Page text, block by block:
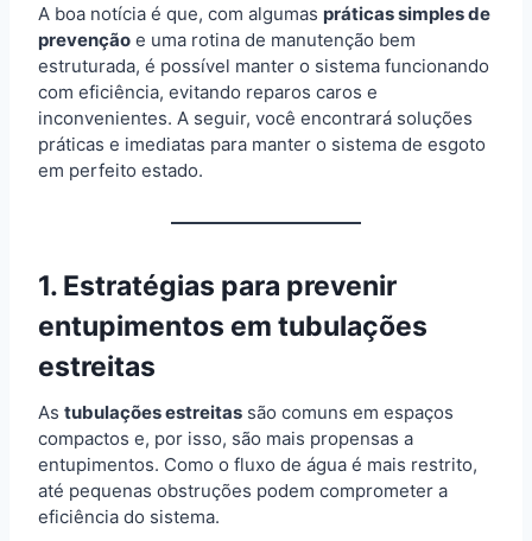
A boa notícia é que, com algumas práticas simples de
prevenção e uma rotina de manutenção bem
estruturada, é possível manter o sistema funcionando
com eficiência, evitando reparos caros e
inconvenientes. A seguir, você encontrará soluções
práticas e imediatas para manter o sistema de esgoto
em perfeito estado.
1. Estratégias para prevenir
entupimentos em tubulações
estreitas
As tubulações estreitas são comuns em espaços
compactos e, por isso, são mais propensas a
entupimentos. Como o fluxo de água é mais restrito,
até pequenas obstruções podem comprometer a
eficiência do sistema.